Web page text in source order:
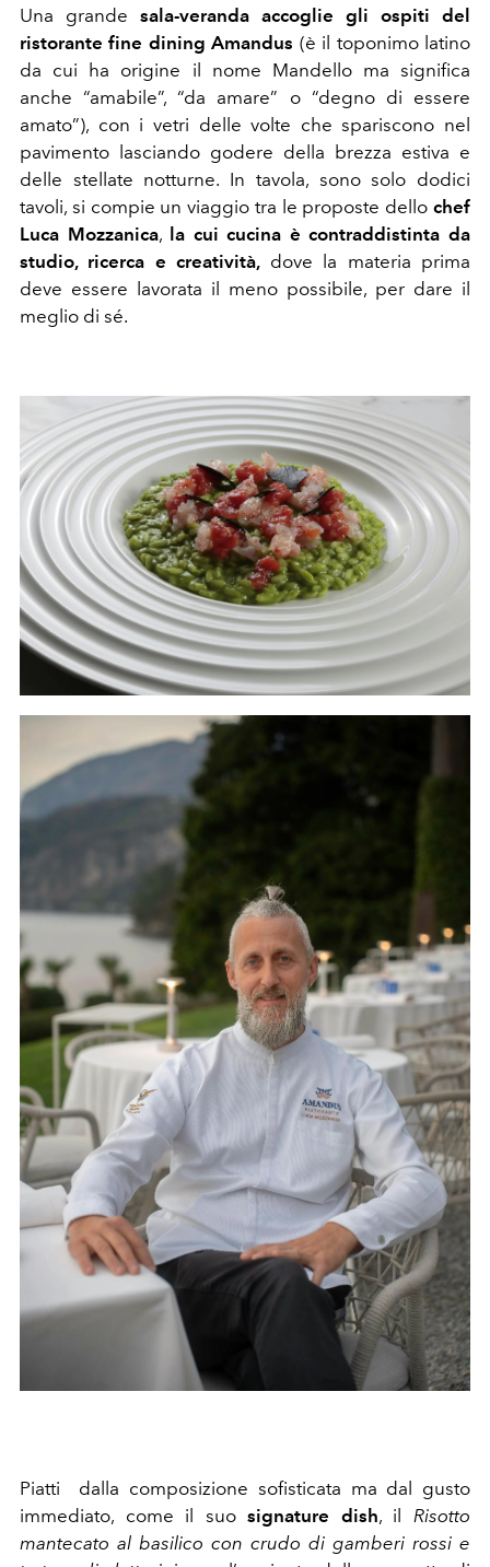
Una grande sala-veranda accoglie gli ospiti del
ristorante fine dining Amandus (è il toponimo latino
da cui ha origine il nome Mandello ma significa
anche “amabile”, “da amare” o “degno di essere
amato”), con i vetri delle volte che spariscono nel
pavimento lasciando godere della brezza estiva e
delle stellate notturne. In tavola, sono solo dodici
tavoli, si compie un viaggio tra le proposte dello chef
Luca Mozzanica, la cui cucina è contraddistinta da
studio, ricerca e creatività, dove la materia prima
deve essere lavorata il meno possibile, per dare il
meglio di sé.
Piatti dalla composizione sofisticata ma dal gusto
immediato, come il suosignature dish, ilRisotto
mantecato al basilico con crudo di gamberi rossi e